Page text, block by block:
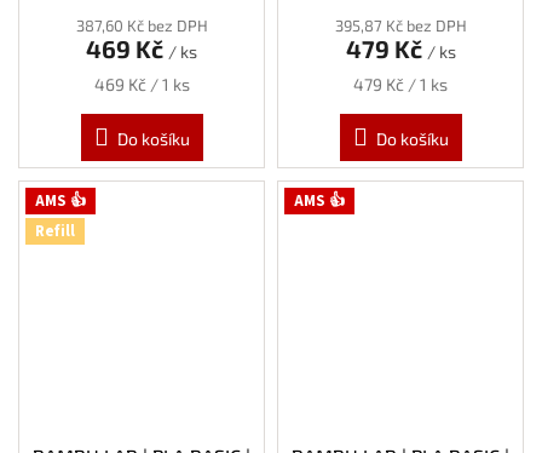
387,60 Kč bez DPH
469 Kč / ks
Měrná
469 Kč / 1 ks
Do košíku
395,87 Kč bez DPH
479 Kč / ks
Měrná
479 Kč / 1 ks
Do košíku
AMS 👍
Refill
AMS 👍